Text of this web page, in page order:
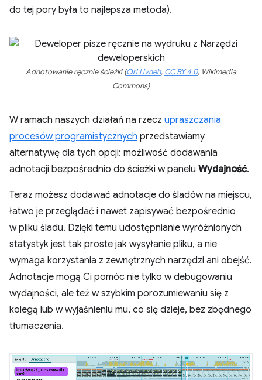
do tej pory była to najlepsza metoda).
Adnotowanie ręcznie ścieżki (Ori Livneh, CC BY 4.0, Wikimedia
Commons)
W ramach naszych działań na rzecz upraszczania
procesów programistycznych przedstawiamy
alternatywę dla tych opcji: możliwość dodawania
adnotacji bezpośrednio do ścieżki w panelu Wydajność.
Teraz możesz dodawać adnotacje do śladów na miejscu,
łatwo je przeglądać i nawet zapisywać bezpośrednio
w pliku śladu. Dzięki temu udostępnianie wyróżnionych
statystyk jest tak proste jak wysyłanie pliku, a nie
wymaga korzystania z zewnętrznych narzędzi ani obejść.
Adnotacje mogą Ci pomóc nie tylko w debugowaniu
wydajności, ale też w szybkim porozumiewaniu się z
kolegą lub w wyjaśnieniu mu, co się dzieje, bez zbędnego
tłumaczenia.